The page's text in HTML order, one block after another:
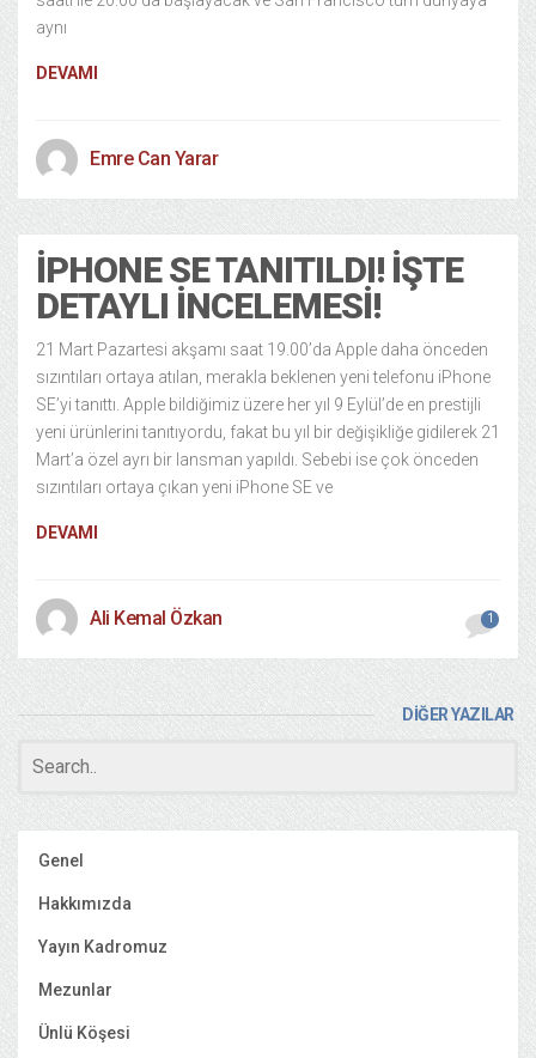
aynı
DEVAMI
Emre Can Yarar
IPHONE SE TANITILDI! İŞTE
DETAYLI İNCELEMESI!
21 Mart Pazartesi akşamı saat 19.00’da Apple daha önceden
sızıntıları ortaya atılan, merakla beklenen yeni telefonu iPhone
SE’yi tanıttı. Apple bildiğimiz üzere her yıl 9 Eylül’de en prestijli
yeni ürünlerini tanıtıyordu, fakat bu yıl bir değişikliğe gidilerek 21
Mart’a özel ayrı bir lansman yapıldı. Sebebi ise çok önceden
sızıntıları ortaya çıkan yeni iPhone SE ve
DEVAMI
Ali Kemal Özkan 1
DİĞER YAZILAR
Genel
Hakkımızda
Yayın Kadromuz
Mezunlar
Ünlü Köşesi